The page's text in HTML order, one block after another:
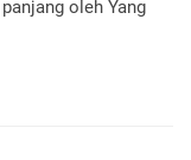
oleh Yang